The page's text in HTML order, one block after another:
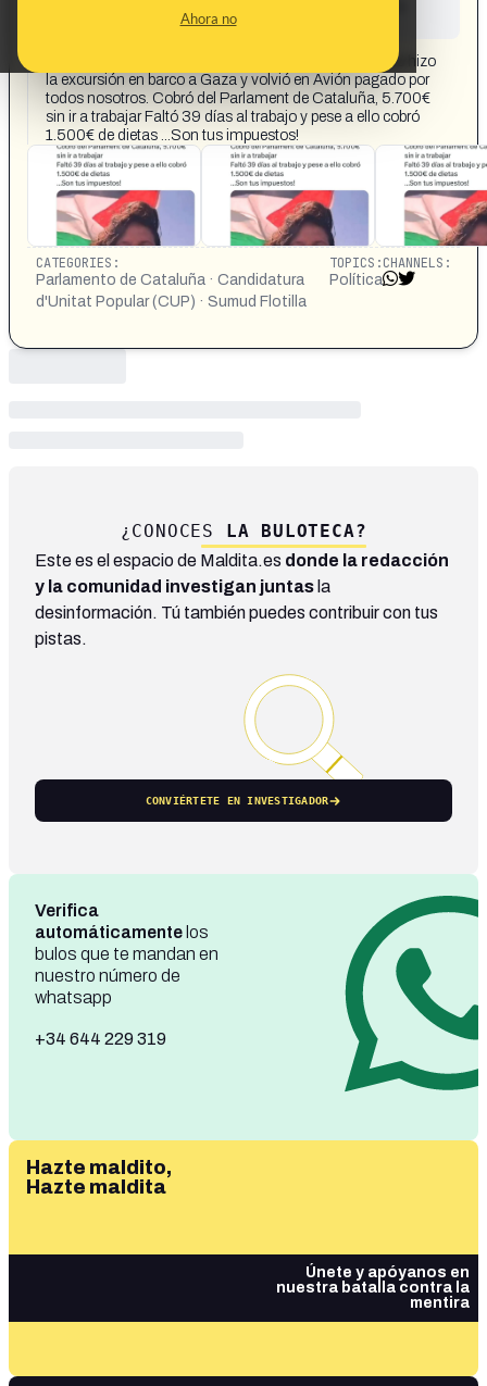
Ahora no
La diputada de la CUP en la Flotilla Pilar Castillejo, que hizo
la excursión en barco a Gaza y volvió en Avión pagado por
todos nosotros. Cobró del Parlament de Cataluña, 5.700€
sin ir a trabajar Faltó 39 días al trabajo y pese a ello cobró
1.500€ de dietas ...Son tus impuestos!
CATEGORIES:
Parlamento de Cataluña · Candidatura
d'Unitat Popular (CUP) · Sumud Flotilla
TOPICS:
Política
CHANNELS:
¿CONOCES LA BULOTECA?
Este es el espacio de Maldita.es donde la redacción
y la comunidad investigan juntas la
desinformación. Tú también puedes contribuir con tus
pistas.
CONVIÉRTETE EN INVESTIGADOR
Verifica
automáticamente los
bulos que te mandan en
nuestro número de
whatsapp
+34 644 229 319
Hazte maldito,
Hazte maldita
Únete y apóyanos en
nuestra batalla contra la
mentira